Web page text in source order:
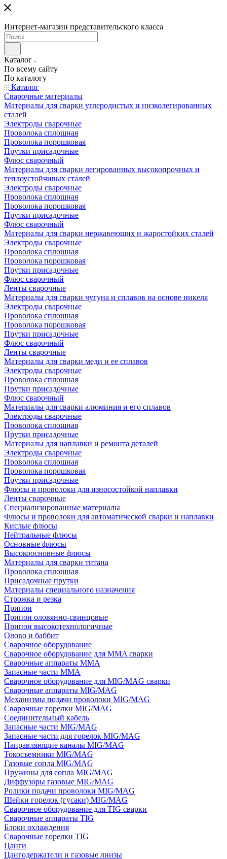
Интернет-магазин представительского класса
Каталог
По всему сайту
По каталогу
Каталог
Сварочные материалы
Материалы для сварки углеродистых и низколегированных
сталей
Электроды сварочные
Проволока сплошная
Проволока порошковая
Прутки присадочные
Флюс сварочный
Материалы для сварки легированных высокопрочных и
теплоустойчивых сталей
Электроды сварочные
Проволока сплошная
Проволока порошковая
Прутки присадочные
Флюс сварочный
Материалы для сварки нержавеющих и жаростойких сталей
Электроды сварочные
Проволока сплошная
Проволока порошковая
Прутки присадочные
Флюс сварочный
Ленты сварочные
Материалы для сварки чугуна и сплавов на основе никеля
Электроды сварочные
Проволока сплошная
Проволока порошковая
Прутки присадочные
Флюс сварочный
Ленты сварочные
Материалы для сварки меди и ее сплавов
Электроды сварочные
Проволока сплошная
Прутки присадочные
Флюс сварочный
Материалы для сварки алюминия и его сплавов
Электроды сварочные
Проволока сплошная
Прутки присадочные
Материалы для наплавки и ремонта деталей
Электроды сварочные
Проволока сплошная
Проволока порошковая
Прутки присадочные
Флюсы и проволоки для износостойкой наплавки
Ленты сварочные
Специализированные материалы
Флюсы и проволоки для автоматической сварки и наплавки
Кислые флюсы
Нейтральные флюсы
Основные флюсы
Высокоосновные флюсы
Материалы для сварки титана
Проволока сплошная
Присадочные прутки
Материалы специального назначения
Строжка и резка
Припои
Припои оловянно-свинцовые
Припои высокотехнологичные
Олово и баббит
Сварочное оборудование
Сварочное оборудование для MMA сварки
Сварочные аппараты MMA
Запасные части MMA
Сварочное оборудование для MIG/MAG сварки
Сварочные аппараты MIG/MAG
Механизмы подачи проволоки MIG/MAG
Сварочные горелки MIG/MAG
Соединительный кабель
Запасные части MIG/MAG
Запасные части для горелок MIG/MAG
Направляющие каналы MIG/MAG
Токосъемники MIG/MAG
Газовые сопла MIG/MAG
Пружины для сопла MIG/MAG
Диффузоры газовые MIG/MAG
Ролики подачи проволоки MIG/MAG
Шейки горелок (гусаки) MIG/MAG
Сварочное оборудование для TIG сварки
Сварочные аппараты TIG
Блоки охлаждения
Сварочные горелки TIG
Цанги
Цангодержатели и газовые линзы